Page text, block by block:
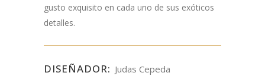
gusto exquisito en cada uno de sus exóticos
detalles.
DISEÑADOR: Judas Cepeda